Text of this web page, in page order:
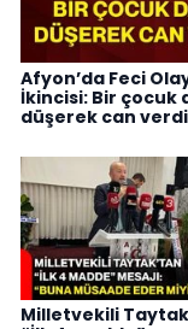
Afyon’da Feci
İkincisi: Bir çocuk
düşerek can verdi
Milletvekili